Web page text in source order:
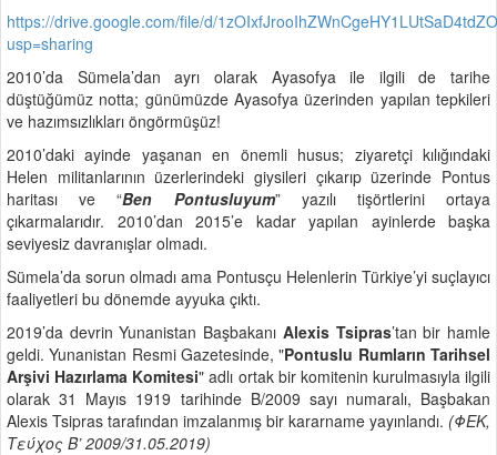
https://drive.google.com/file/d/
usp=sharing
2010’da Sümela’dan ayrı olarak Ayasofya ile ilgili de tarihe
düştüğümüz notta; günümüzde Ayasofya üzerinden yapılan tepkileri
ve hazımsızlıkları öngörmüşüz!
2010’daki ayinde yaşanan en önemli husus; ziyaretçi kılığındaki
Helen militanlarının üzerlerindeki giysileri çıkarıp üzerinde Pontus
haritası ve “Ben Pontusluyum” yazılı tişörtlerini ortaya
çıkarmalarıdır. 2010’dan 2015’e kadar yapılan ayinlerde başka
seviyesiz davranışlar olmadı.
Sümela’da sorun olmadı ama Pontusçu Helenlerin Türkiye’yi suçlayıcı
faaliyetleri bu dönemde ayyuka çıktı.
2019’da devrin Yunanistan Başbakanı Alexis Tsipras’tan bir hamle
geldi. Yunanistan Resmi Gazetesinde, "Pontuslu Rumların Tarihsel
Arşivi Hazırlama Komitesi" adlı ortak bir komitenin kurulmasıyla ilgili
olarak 31 Mayıs 1919 tarihinde B/2009 sayı numaralı, Başbakan
Alexis Tsipras tarafından imzalanmış bir kararname yayınlandı. (ΦΕΚ,
Τεύχος B’ 2009/31.05.2019)